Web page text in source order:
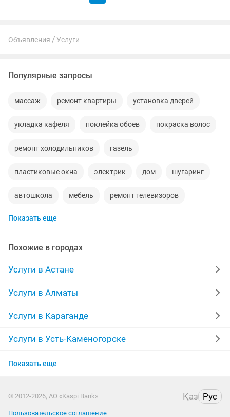
Объявления Услуги
Популярные запросы
массаж ремонт квартиры установка дверей
укладка кафеля поклейка обоев покраска волос
ремонт холодильников газель
пластиковые окна электрик дом шугаринг
автошкола мебель ремонт телевизоров
сантехник
установка кондиционеров
вывоз мусора
ворота ремонт стиральных машин
грузоперевозки газель курсы массажа
манипулятор
Показать еще
Похожие в городах
Услуги в Астане
Услуги в Алматы
Услуги в Караганде
Услуги в Усть-Каменогорске
Услуги в Актобе
Услуги в Таразе
Показать еще
© 2012-2026, АО «Kaspi Bank» Қаз Рус
Пользовательское соглашение